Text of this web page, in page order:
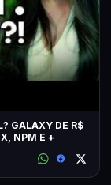
GALAXY DE R$
20 MIL? CHATGPT, GTA 6, SWITCH, SPACEX, NPM E +